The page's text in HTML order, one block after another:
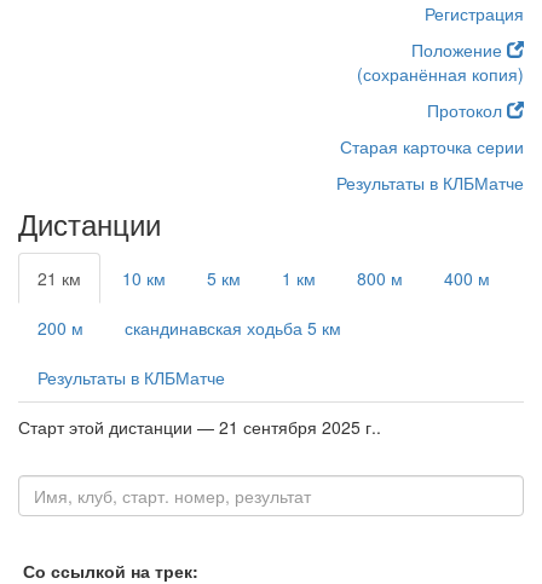
Регистрация
Положение
(сохранённая копия)
Протокол
Старая карточка серии
Результаты в КЛБМатче
Дистанции
21 км 10 км 5 км 1 км 800 м 400 м
200 м скандинавская ходьба 5 км
Результаты в КЛБМатче
Старт этой дистанции — 21 сентября 2025 г..
Со ссылкой на трек: